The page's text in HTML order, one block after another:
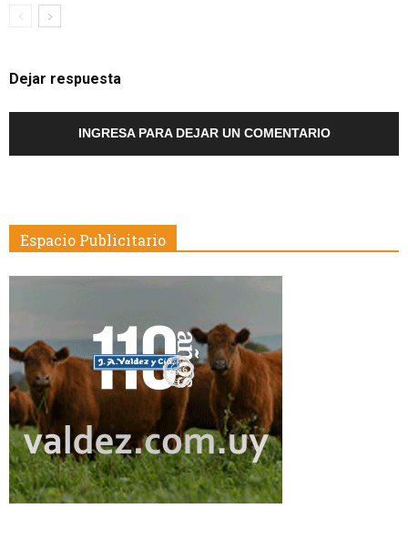
Dejar respuesta
INGRESA PARA DEJAR UN COMENTARIO
Espacio Publicitario